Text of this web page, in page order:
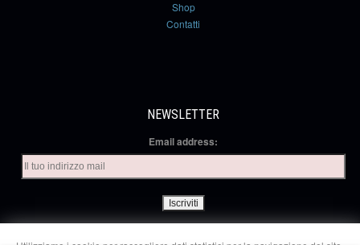
Shop
Contatti
NEWSLETTER
Email address: